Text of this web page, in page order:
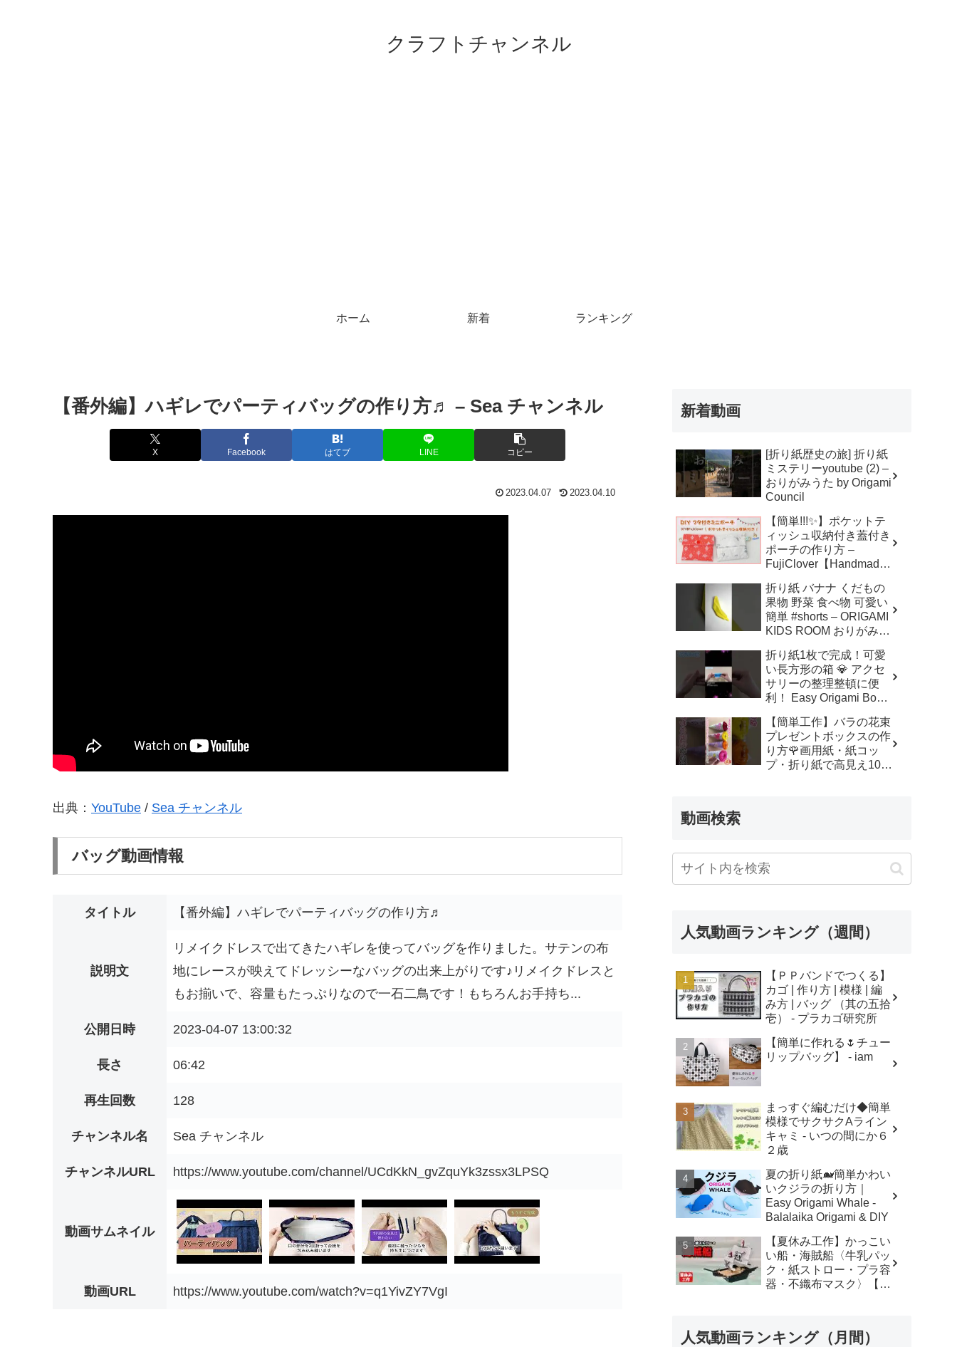
クラフトチャンネル
ホーム 新着 ランキング
【番外編】ハギレでパーティバッグの作り方♬ – Sea チャンネル
X Facebook はてブ LINE コピー
2023.04.07 2023.04.10
出典： YouTube / Sea チャンネル
バッグ動画情報
タイトル 【番外編】ハギレでパーティバッグの作り方♬
説明文
リメイクドレスで出てきたハギレを使ってバッグを作りました。サテンの布
地にレースが映えてドレッシーなバッグの出来上がりです♪リメイクドレスと
もお揃いで、容量もたっぷりなので一石二鳥です！もちろんお手持ち...
公開日時 2023-04-07 13:00:32
長さ 06:42
再生回数 128
チャンネル名 Sea チャンネル
チャンネルURL https://www.youtube.com/channel/UCdKkN_gvZquYk3zssx3LPSQ
動画サムネイル
動画URL https://www.youtube.com/watch?v=q1YivZY7VgI
新着動画
[折り紙歴史の旅] 折り紙
ミステリーyoutube (2) –
おりがみうた by Origami
Council
【簡単!!!✨】ポケットテ
ィッシュ収納付き蓋付き
ポーチの作り方 –
FujiClover【Handmade
折り紙 バナナ くだもの
果物 野菜 食べ物 可愛い
簡単 #shorts – ORIGAMI
KIDS ROOM おりがみキ
折り紙1枚で完成！可愛
い長方形の箱 💎 アクセ
サリーの整理整頓に便
利！ Easy Origami Box |
子 クリスマス 箱 は
こ – Origami hana’s
channel
【簡単工作】バラの花束
プレゼントボックスの作
り方🌹画用紙・紙コッ
プ・折り紙で高見え100
動画検索
人気動画ランキング（週間）
【ＰＰバンドでつくる】
カゴ | 作り方 | 模様 | 編
み方 | バッグ （其の五拾
壱） - プラカゴ研究所
【簡単に作れる🌷チュー
リップバッグ】 - iam
まっすぐ編むだけ◆簡単
模様でサクサクAライン
キャミ - いつの間にか６
２歳
夏の折り紙🐋簡単かわい
いクジラの折り方｜
Easy Origami Whale -
Balalaika Origami & DIY
【夏休み工作】かっこい
い船・海賊船〈牛乳パッ
ク・紙ストロー・プラ容
器・不織布マスク〉【自
人気動画ランキング（月間）